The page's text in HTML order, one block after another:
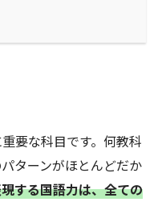
要な科目です。何教科
ターンがほとんどだか
する国語力は、全ての